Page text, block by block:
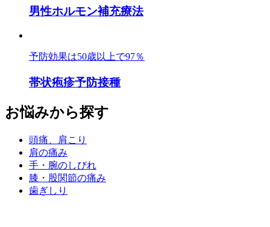
男性ホルモン補充療法
予防効果は50歳以上で97％
帯状疱疹予防接種
お悩みから探す
頭痛、肩こり
肩の痛み
手・腕のしびれ
膝・股関節の痛み
歯ぎしり